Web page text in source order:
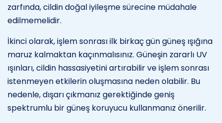
zarfında, cildin doğal iyileşme sürecine müdahale
edilmemelidir.
İkinci olarak, işlem sonrası ilk birkaç gün güneş ışığına
maruz kalmaktan kaçınmalısınız. Güneşin zararlı UV
ışınları, cildin hassasiyetini artırabilir ve işlem sonrası
istenmeyen etkilerin oluşmasına neden olabilir. Bu
nedenle, dışarı çıkmanız gerektiğinde geniş
spektrumlu bir güneş koruyucu kullanmanız önerilir.